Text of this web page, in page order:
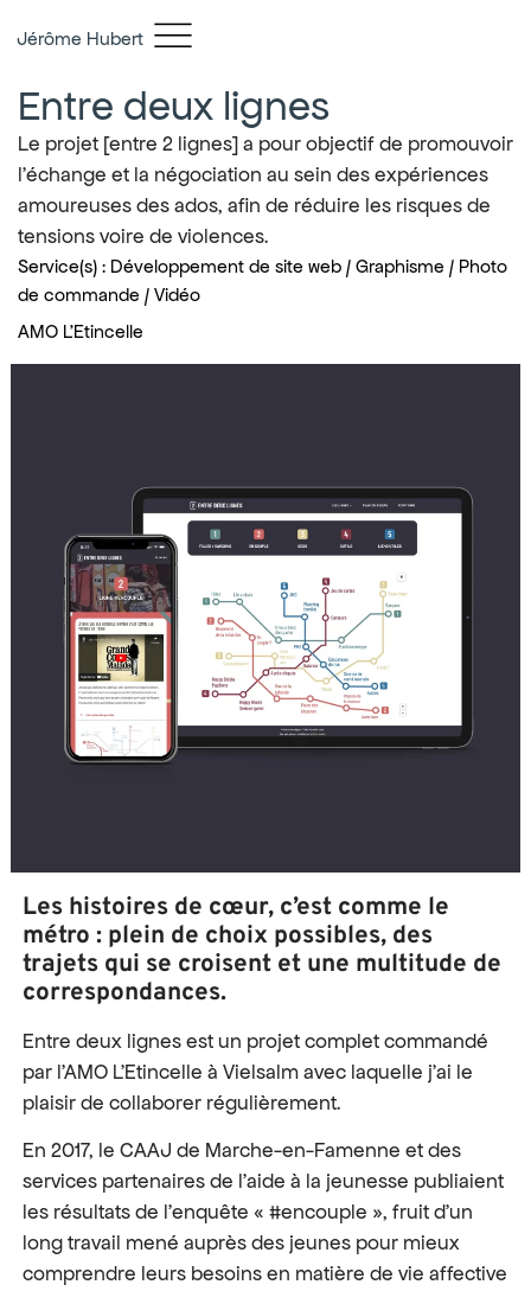
Jérôme Hubert
Entre deux lignes
Le projet [entre 2 lignes] a pour objectif de promouvoir
l’échange et la négociation au sein des expériences
amoureuses des ados, afin de réduire les risques de
tensions voire de violences.
Service(s) : Développement de site web / Graphisme / Photo
de commande / Vidéo
AMO L'Etincelle
Les histoires de cœur, c’est comme le
métro : plein de choix possibles, des
trajets qui se croisent et une multitude de
correspondances.
Entre deux lignes est un projet complet commandé
par l’AMO L’Etincelle à Vielsalm avec laquelle j’ai le
plaisir de collaborer régulièrement.
En 2017, le CAAJ de Marche-en-Famenne et des
services partenaires de l’aide à la jeunesse publiaient
les résultats de l’enquête « #encouple », fruit d’un
long travail mené auprès des jeunes pour mieux
comprendre leurs besoins en matière de vie affective